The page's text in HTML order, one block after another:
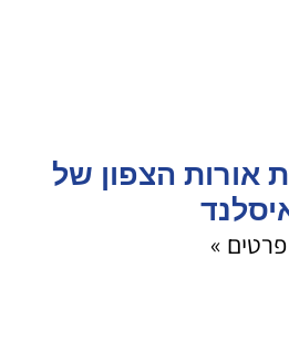
אורות הצפון של
פרטים »